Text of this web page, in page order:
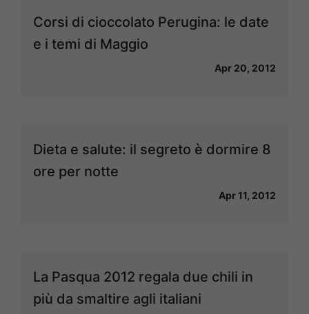
Corsi di cioccolato Perugina: le date
e i temi di Maggio
Apr 20, 2012
Dieta e salute: il segreto è dormire 8
ore per notte
Apr 11, 2012
La Pasqua 2012 regala due chili in
più da smaltire agli italiani